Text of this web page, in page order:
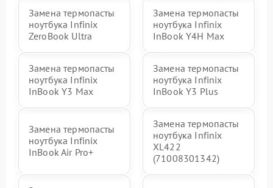
Замена термопасты
ноутбука Infinix
ZeroBook Ultra
Замена термопасты
ноутбука Infinix
InBook Y4H Max
Замена термопасты
ноутбука Infinix
InBook Y3 Max
Замена термопасты
ноутбука Infinix
InBook Y3 Plus
Замена термопасты
ноутбука Infinix
InBook Air Pro+
Замена термопасты
ноутбука Infinix
XL422
(71008301342)